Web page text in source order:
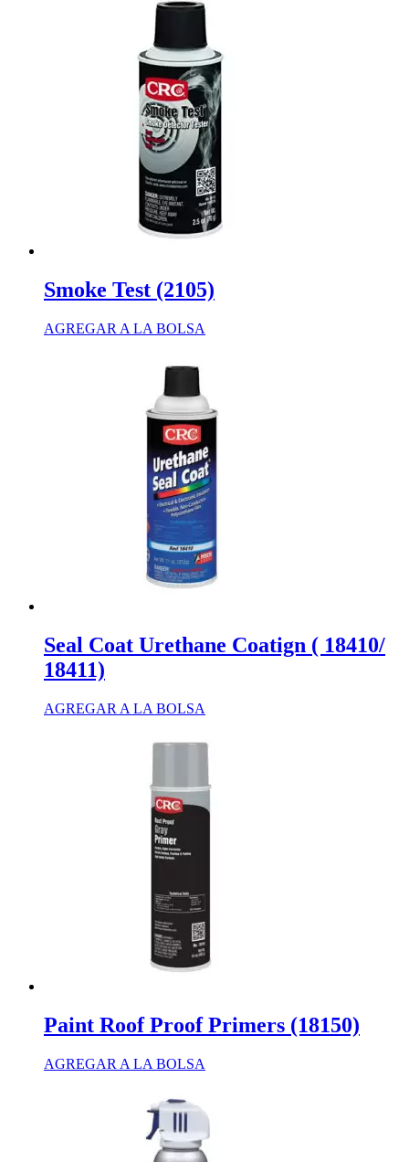
Smoke Test (2105)
AGREGAR A LA BOLSA
Seal Coat Urethane Coatign ( 18410/
18411)
AGREGAR A LA BOLSA
Paint Roof Proof Primers (18150)
AGREGAR A LA BOLSA